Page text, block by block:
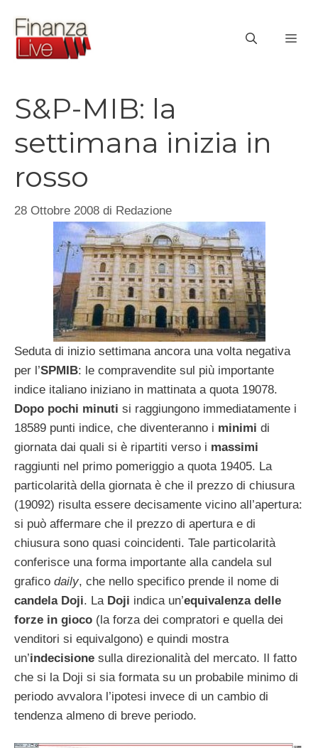
contenuto
S&P-MIB: la
settimana inizia in
rosso
28 Ottobre 2008 di Redazione
Seduta di inizio settimana ancora una volta negativa
per l’SPMIB: le compravendite sul più importante
indice italiano iniziano in mattinata a quota 19078.
Dopo pochi minuti si raggiungono immediatamente i
18589 punti indice, che diventeranno i minimi di
giornata dai quali si è ripartiti verso i massimi
raggiunti nel primo pomeriggio a quota 19405. La
particolarità della giornata è che il prezzo di chiusura
(19092) risulta essere decisamente vicino all’apertura:
si può affermare che il prezzo di apertura e di
chiusura sono quasi coincidenti. Tale particolarità
conferisce una forma importante alla candela sul
grafico daily, che nello specifico prende il nome di
candela Doji. La Doji indica un’equivalenza delle
forze in gioco (la forza dei compratori e quella dei
venditori si equivalgono) e quindi mostra
un’indecisione sulla direzionalità del mercato. Il fatto
che si la Doji si sia formata su un probabile minimo di
periodo avvalora l’ipotesi invece di un cambio di
tendenza almeno di breve periodo.